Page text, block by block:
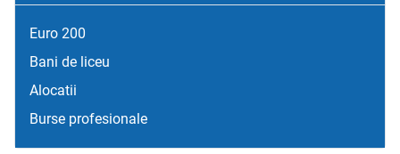
Euro 200
Bani de liceu
Alocatii
Burse profesionale